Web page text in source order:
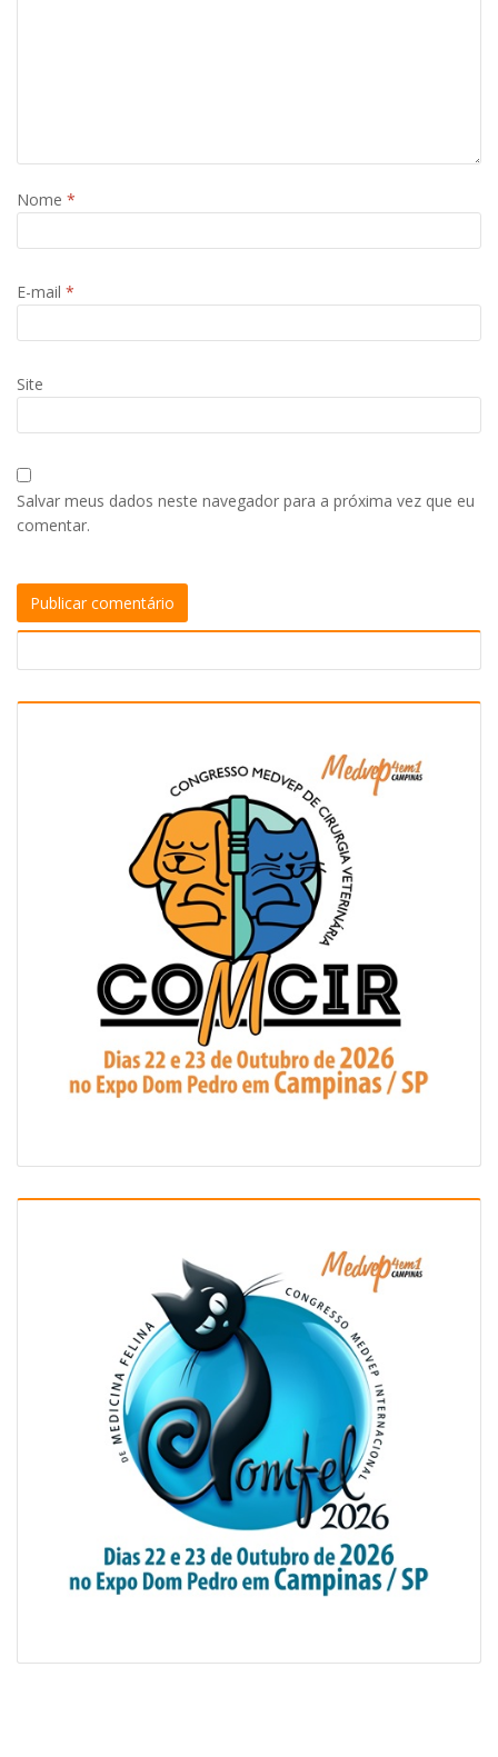
Nome *
E-mail *
Site
Salvar meus dados neste navegador para a próxima vez que eu
comentar.